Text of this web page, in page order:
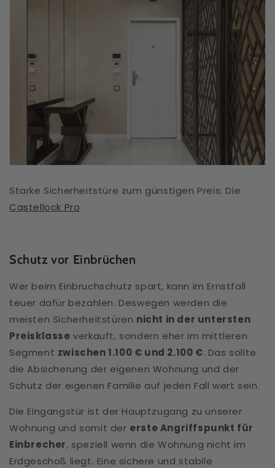
Starke Sicherheitstüre zum günstigen Preis: Die
Castellock Pro
Schutz vor Einbrüchen
Wer beim Einbruchschutz spart, kann im Ernstfall
teuer dafür bezahlen. Deswegen werden die
meisten Sicherheitstüren nicht in der untersten
Preisklasse verkauft, sondern eher im mittleren
Segment zwischen 1.100 € und 2.100 €. Das sollte
die Absicherung der eigenen Wohnung und der
Schutz der eigenen Familie auf jeden Fall wert sein.
Die Eingangstür ist der Hauptzugang zu unserer
Wohnung und somit der erste Angriffspunkt für
Einbrecher, speziell wenn die Wohnung nicht im
Erdgeschoß liegt. Eine sichere und stabile